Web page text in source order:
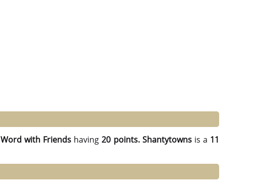
Word with Friends having20 points. Shantytownsis a 11